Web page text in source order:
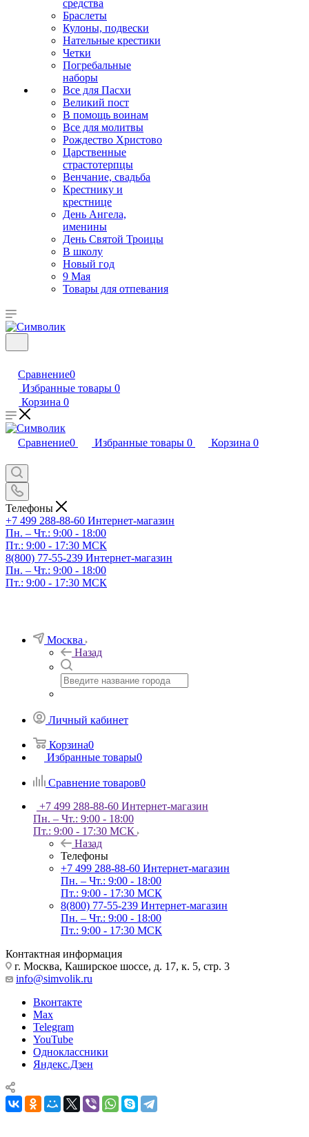
средства
Браслеты
Кулоны, подвески
Нательные крестики
Четки
Погребальные
наборы
Все для Пасхи
Великий пост
В помощь воинам
Все для молитвы
Рождество Христово
Царственные
страстотерпцы
Венчание, свадьба
Крестнику и
крестнице
День Ангела,
именины
День Святой Троицы
В школу
Новый год
9 Мая
Товары для отпевания
Сравнение0
Избранные товары 0
Корзина 0
Сравнение0 Избранные товары 0 Корзина 0
Телефоны
+7 499 288-88-60 Интернет-магазин
Пн. – Чт.: 9:00 - 18:00
Пт.: 9:00 - 17:30 МСК
8(800) 77-55-239 Интернет-магазин
Пн. – Чт.: 9:00 - 18:00
Пт.: 9:00 - 17:30 МСК
Москва
Назад
Личный кабинет
Корзина0
Избранные товары0
Сравнение товаров0
+7 499 288-88-60 Интернет-магазин
Пн. – Чт.: 9:00 - 18:00
Пт.: 9:00 - 17:30 МСК
Назад
Телефоны
+7 499 288-88-60 Интернет-магазин
Пн. – Чт.: 9:00 - 18:00
Пт.: 9:00 - 17:30 МСК
8(800) 77-55-239 Интернет-магазин
Пн. – Чт.: 9:00 - 18:00
Пт.: 9:00 - 17:30 МСК
Контактная информация
г. Москва, Каширское шоссе, д. 17, к. 5, стр. 3
info@simvolik.ru
Вконтакте
Max
Telegram
YouTube
Одноклассники
Яндекс.Дзен